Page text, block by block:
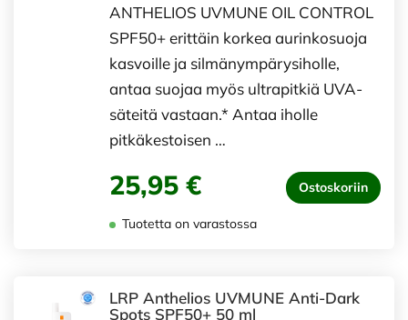
ANTHELIOS UVMUNE OIL CONTROL
SPF50+ erittäin korkea aurinkosuoja
kasvoille ja silmänympärysiholle,
antaa suojaa myös ultrapitkiä UVA-
säteitä vastaan.* Antaa iholle
pitkäkestoisen …
25,95 € Ostoskoriin
Tuotetta on varastossa
LRP Anthelios UVMUNE Anti-Dark
Spots SPF50+ 50 ml